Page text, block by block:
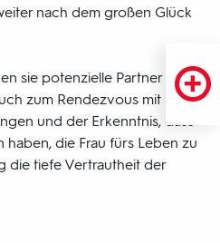
nach dem großen Glück
sie potenzielle Partner
zum Rendezvous mit
und der Erkenntnis, dass
die Frau fürs Leben zu
die tiefe Vertrautheit der